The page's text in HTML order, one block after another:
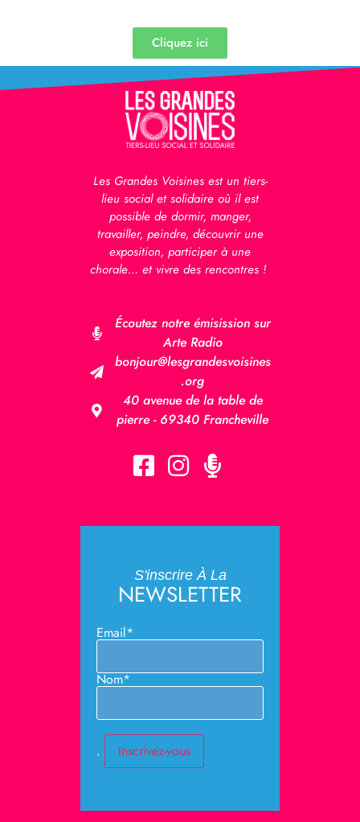
Cliquez ici
Les Grandes Voisines est un tiers-
lieu social et solidaire où il est
possible de dormir, manger,
travailler, peindre, découvrir une
exposition, participer à une
chorale… et vivre des rencontres !
Écoutez notre émisission sur
Arte Radio
bonjour@lesgrandesvoisines
.org
40 avenue de la table de
pierre - 69340 Francheville
S'inscrire À La
NEWSLETTER
Email*
Nom*
.